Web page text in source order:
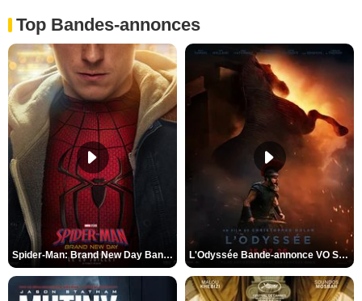
Top Bandes-annonces
Spider-Man: Brand New Day Bande-annonce VO STFR L'Odyssée Bande-annonce VO STFR